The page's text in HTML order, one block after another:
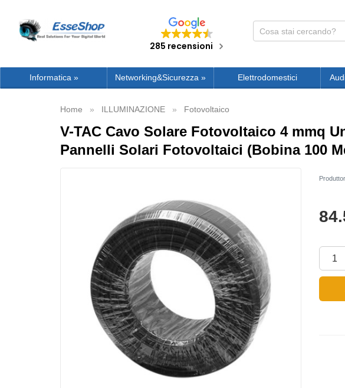
285 recensioni
Informatica» Networking&Sicurezza » Elettrodomestici
Home ILLUMINAZIONE Fotovoltaico
V-TAC Cavo Solare Fotovoltaico 4 mmq
Pannelli Solari Fotovoltaici (Bobina 100